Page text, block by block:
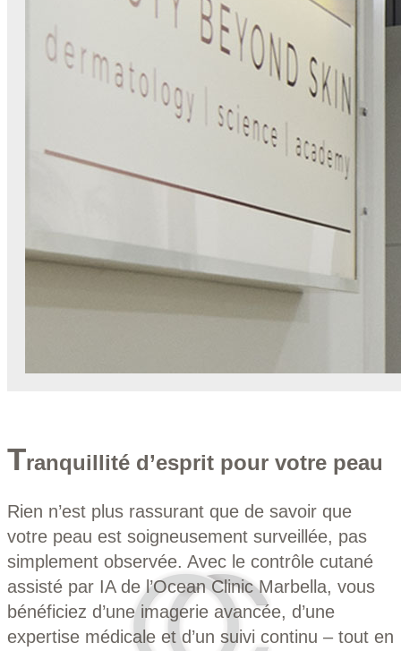
Tranquillité d’esprit pour votre peau
Rien n’est plus rassurant que de savoir que
votre peau est soigneusement surveillée, pas
simplement observée. Avec le contrôle cutané
assisté par IA de l’Ocean Clinic Marbella, vous
bénéficiez d’une imagerie avancée, d’une
expertise médicale et d’un suivi continu – tout en